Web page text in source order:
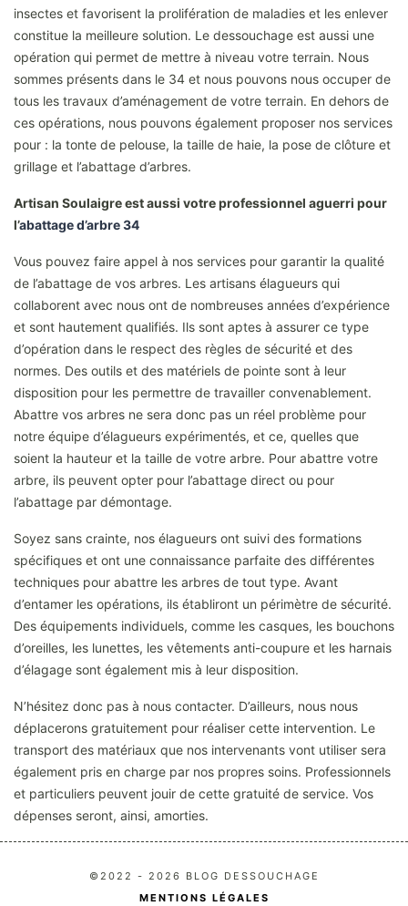
insectes et favorisent la prolifération de maladies et les enlever
constitue la meilleure solution. Le dessouchage est aussi une
opération qui permet de mettre à niveau votre terrain. Nous
sommes présents dans le 34 et nous pouvons nous occuper de
tous les travaux d’aménagement de votre terrain. En dehors de
ces opérations, nous pouvons également proposer nos services
pour : la tonte de pelouse, la taille de haie, la pose de clôture et
grillage et l’abattage d’arbres.
Artisan Soulaigre est aussi votre professionnel aguerri pour
l’abattage d’arbre 34
Vous pouvez faire appel à nos services pour garantir la qualité
de l’abattage de vos arbres. Les artisans élagueurs qui
collaborent avec nous ont de nombreuses années d’expérience
et sont hautement qualifiés. Ils sont aptes à assurer ce type
d’opération dans le respect des règles de sécurité et des
normes. Des outils et des matériels de pointe sont à leur
disposition pour les permettre de travailler convenablement.
Abattre vos arbres ne sera donc pas un réel problème pour
notre équipe d’élagueurs expérimentés, et ce, quelles que
soient la hauteur et la taille de votre arbre. Pour abattre votre
arbre, ils peuvent opter pour l’abattage direct ou pour
l’abattage par démontage.
Soyez sans crainte, nos élagueurs ont suivi des formations
spécifiques et ont une connaissance parfaite des différentes
techniques pour abattre les arbres de tout type. Avant
d’entamer les opérations, ils établiront un périmètre de sécurité.
Des équipements individuels, comme les casques, les bouchons
d’oreilles, les lunettes, les vêtements anti-coupure et les harnais
d’élagage sont également mis à leur disposition.
N’hésitez donc pas à nous contacter. D’ailleurs, nous nous
déplacerons gratuitement pour réaliser cette intervention. Le
transport des matériaux que nos intervenants vont utiliser sera
également pris en charge par nos propres soins. Professionnels
et particuliers peuvent jouir de cette gratuité de service. Vos
dépenses seront, ainsi, amorties.
©2022 - 2026 BLOG DESSOUCHAGE
MENTIONS LÉGALES